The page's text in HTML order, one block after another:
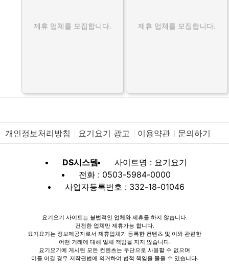
제휴 업체를 모집합니다. 제휴 업체를 모집합니다.
개인정보처리방침 요기요기 광고 이용약관 문의하기
DS시스템
사이트명 : 요기요기
전화 : 0503-5984-0000
사업자등록번호 : 332-18-01046
요기요기 사이트는 불법적인 업체와 제휴를 하지 않습니다.
건전한 업체만 제휴가능 합니다.
요기요기는 정보제공자로서 제휴업체가 등록한 컨텐츠 및 이와 관련한
어떤 거래에 대해 일체 책임을 지지 않습니다.
요기요기에 게시된 모든 컨텐츠는 무단으로 사용할 수 없으며
이를 어길 경우 저작권법에 의거하여 법적 책임을 물을 수 있습니다.